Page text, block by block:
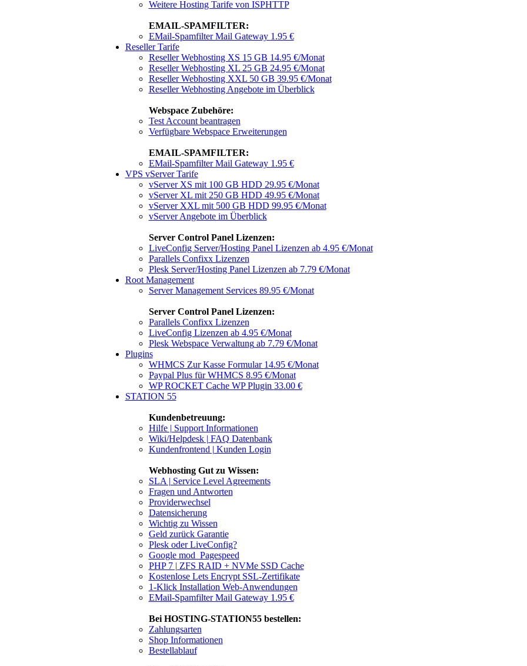
Weitere Hosting Tarife von ISPHTTP
EMAIL-SPAMFILTER:
EMail-Spamfilter Mail Gateway 1.95 €
Reseller Tarife
Reseller Webhosting XS 15 GB 14.95 €/Monat
Reseller Webhosting XL 25 GB 24.95 €/Monat
Reseller Webhosting XXL 50 GB 39.95 €/Monat
Reseller Webhosting Angebote im Überblick
Webspace Zubehöre:
Test Account beantragen
Verfügbare Webspace Erweiterungen
EMAIL-SPAMFILTER:
EMail-Spamfilter Mail Gateway 1.95 €
VPS vServer Tarife
vServer XS mit 100 GB HDD 29.95 €/Monat
vServer XL mit 250 GB HDD 49.95 €/Monat
vServer XXL mit 500 GB HDD 99.95 €/Monat
vServer Angebote im Überblick
Server Control Panel Lizenzen:
LiveConfig Server/Hosting Panel Lizenzen ab 4.95 €/Monat
Parallels Confixx Lizenzen
Plesk Server/Hosting Panel Lizenzen ab 7.79 €/Monat
Root Management
Server Management Services89.95 €/Monat
Server Control Panel Lizenzen:
Parallels Confixx Lizenzen
LiveConfig Lizenzen ab 4.95 €/Monat
Plesk Webspace Verwaltungab 7.79 €/Monat
Plugins
WHMCS Zur Kasse Formular 14.95 €/Monat
Paypal Plus für WHMCS 8.95 €/Monat
WP ROCKET Cache WP Plugin 33.00 €
STATION 55
Kundenbetreuung:
Hilfe | Support Informationen
Wiki/Helpdesk | FAQ Datenbank
Kundenfrontend | Kunden Login
Webhosting Gut zu Wissen:
SLA | Service Level Agreements
Fragen und Antworten
Providerwechsel
Datensicherung
Wichtig zu Wissen
Geld zurück Garantie
Plesk oder LiveConfig?
Google mod_Pagespeed
PHP 7 | ZFS RAID + NVMe SSD Cache
Kostenlose Lets Encrypt SSL-Zertifikate
1-Klick Installation Web-Anwendungen
EMail-Spamfilter Mail Gateway 1.95 €
Bei HOSTING-STATION55 bestellen:
Zahlungsarten
Shop Informationen
Bestellablauf